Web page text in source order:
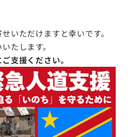
いただけますと幸いです。
たします。
支援ください。